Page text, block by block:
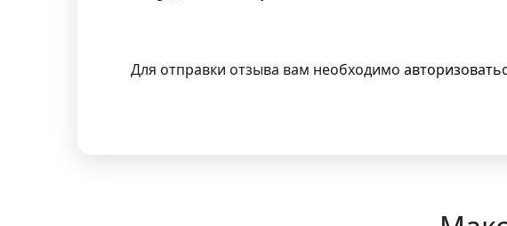
Для отправки отзыва вам необходимо